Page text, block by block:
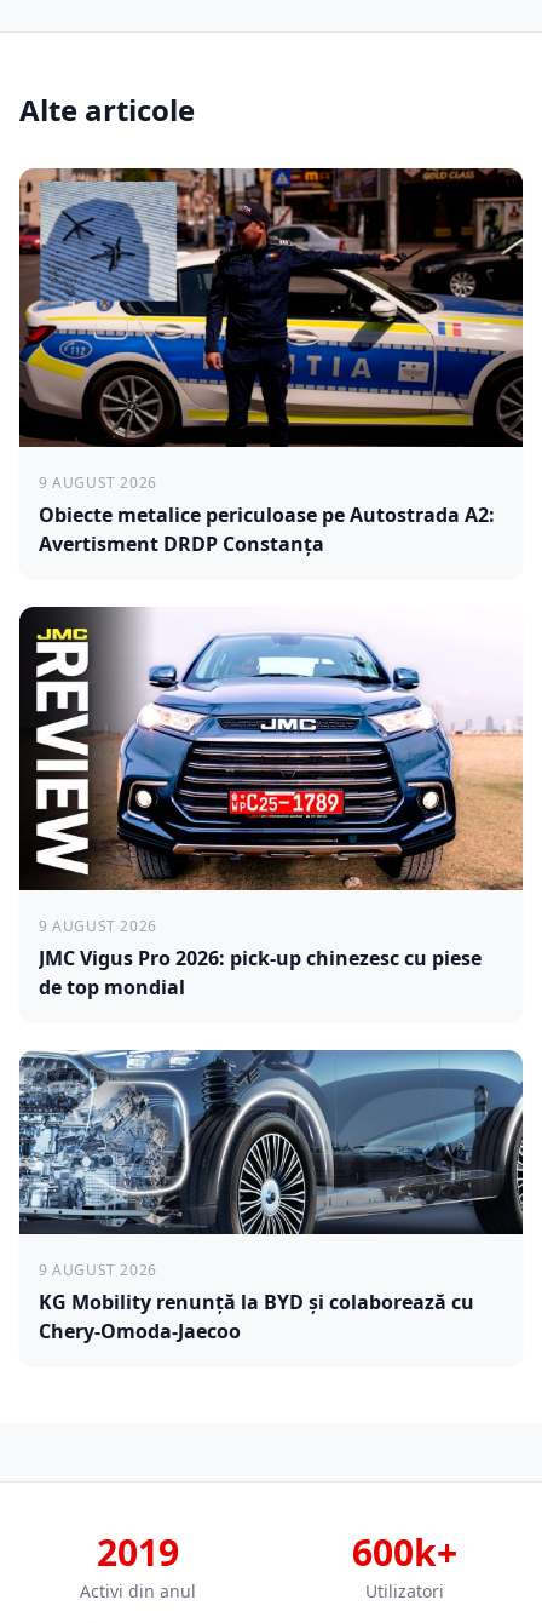
Alte articole
9 AUGUST 2026
Obiecte metalice periculoase pe Autostrada A2:
Avertisment DRDP Constanța
9 AUGUST 2026
JMC Vigus Pro 2026: pick-up chinezesc cu piese
de top mondial
9 AUGUST 2026
KG Mobility renunță la BYD și colaborează cu
Chery-Omoda-Jaecoo
2019
Activi din anul
600k+
Utilizatori